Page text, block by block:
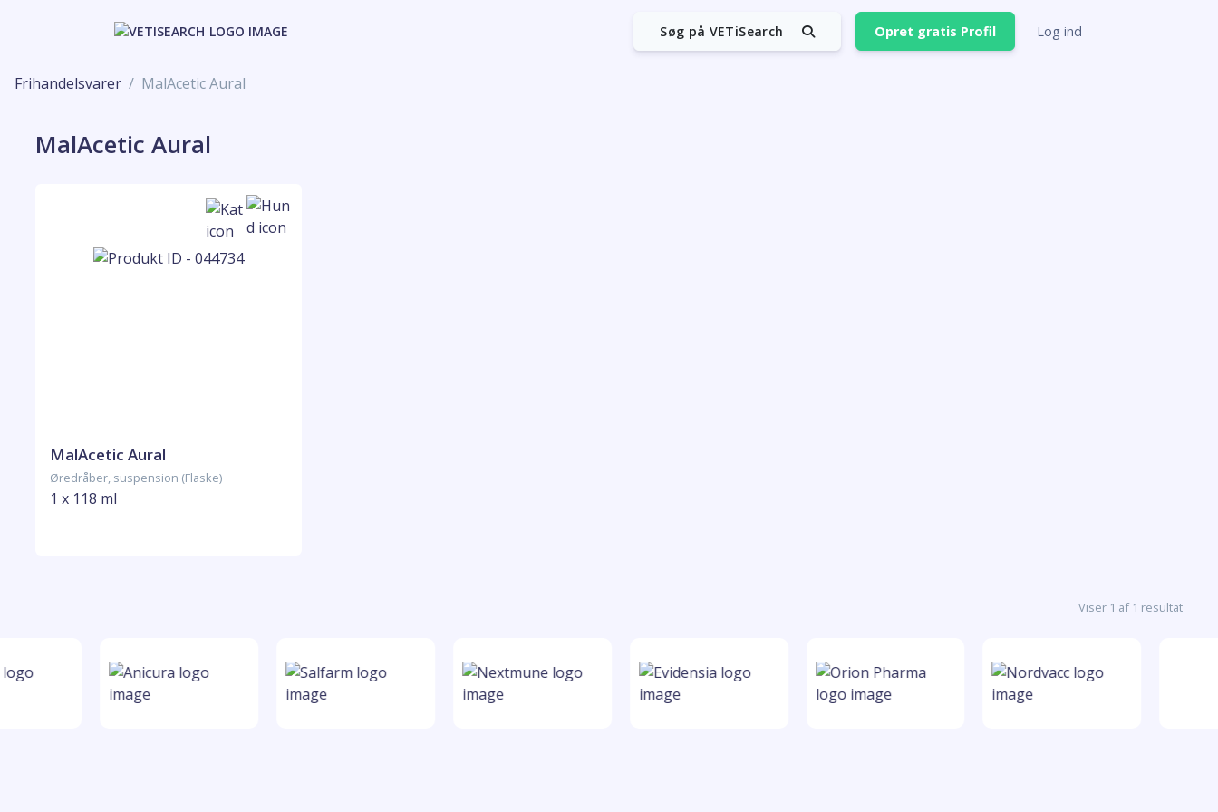
Søg på VETiSearch Opret gratis Profil Log ind
Frihandelsvarer MalAcetic Aural
MalAcetic Aural
MalAcetic Aural
Øredråber, suspension (Flaske)
1 x 118 ml
Viser 1 af 1 resultat